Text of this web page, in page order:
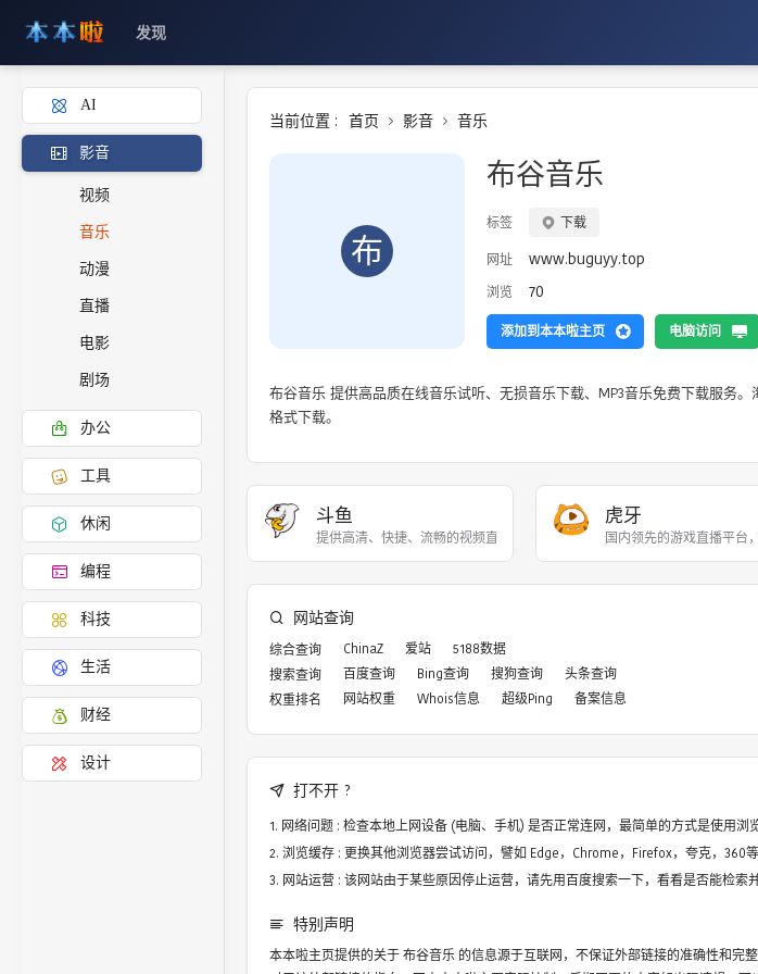
发现
AI
影音
视频
音乐
动漫
直播
电影
剧场
办公
工具
休闲
编程
科技
生活
财经
设计
当前位置 : 首页 影音 音乐
布
布谷音乐
标签
下载
网址
www.buguyy.top
浏览 70
添加到本本啦主页 电脑访问
布谷音乐 提供高品质在线音乐试听、无损音乐下载、MP3音乐免费下载服务。
格式下载。
斗鱼
提供高清、快捷、流畅的视频直播和游戏赛事直播服务，
虎牙
国内领先的游戏直播平台
网站查询
综合查询 ChinaZ 爱站
5188数据
搜索查询
百度查询 Bing查询 搜狗查询
头条查询
权重排名
网站权重 Whois信息 超级Ping 备案信息
打不开 ?
网络问题 : 检查本地上网设备 (电脑、手机) 是否正常连网，最简单的方式是使用浏
浏览缓存 : 更换其他浏览器尝试访问，譬如 Edge，Chrome，Firefox，夸克，360等
网站运营 : 该网站由于某些原因停止运营，请先用百度搜索一下，看看是否能检索
特别声明
本本啦主页提供的关于布谷音乐的信息源于互联网，不保证外部链接的准确性和完整